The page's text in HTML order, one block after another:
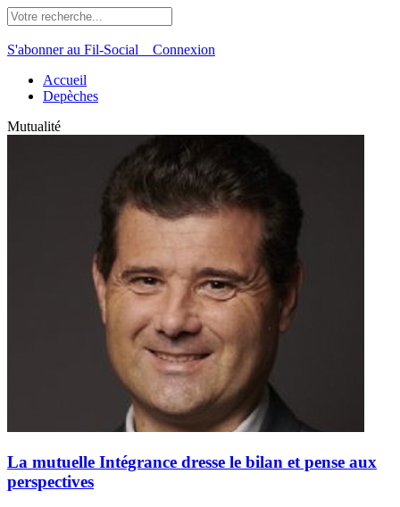
S'abonner au Fil-Social Connexion
Accueil
Depèches
Mutualité
La mutuelle Intégrance dresse le bilan et pense aux
perspectives